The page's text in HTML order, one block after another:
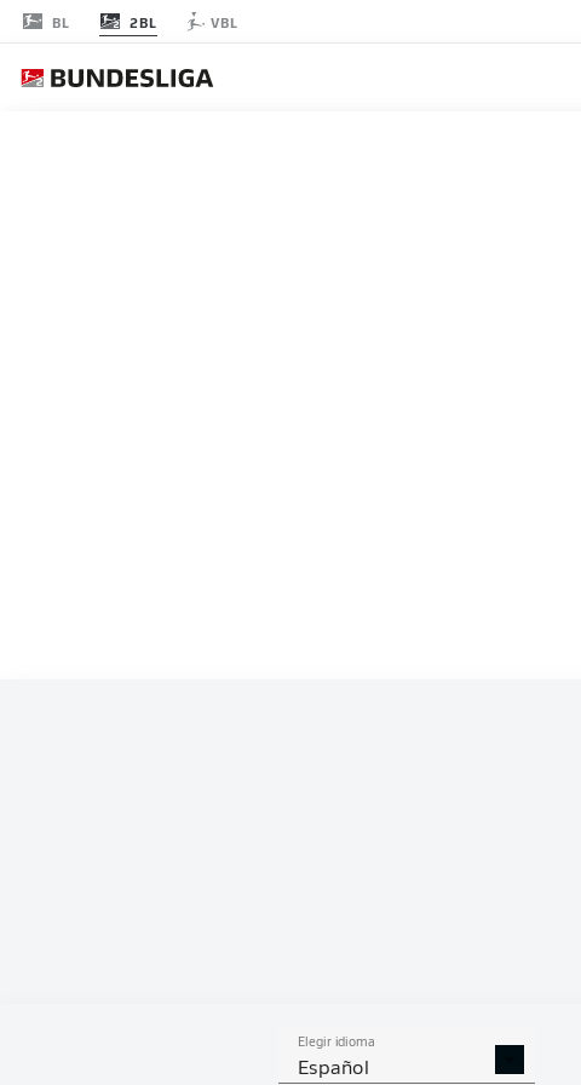
BL 2BL VBL
Elegir idioma
Español